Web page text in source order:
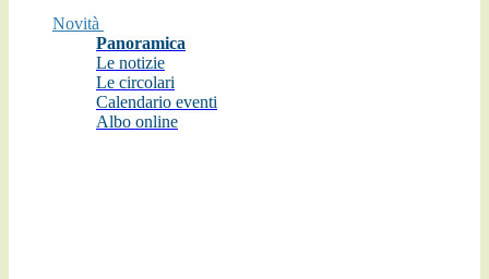
Novità
Panoramica
Le notizie
Le circolari
Calendario eventi
Albo online